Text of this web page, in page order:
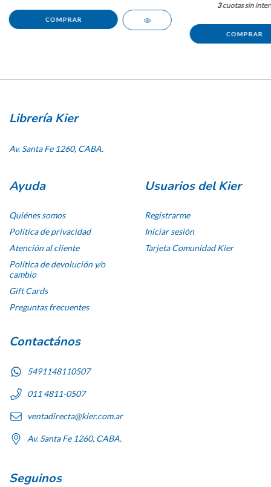
3cuotas sin
Librería Kier
Av. Santa Fe 1260, CABA.
Ayuda
Quiénes somos
Política de privacidad
Atención al cliente
Política de devolución y/o
cambio
Gift Cards
Preguntas frecuentes
Usuarios del Kier
Registrarme
Iniciar sesión
Tarjeta Comunidad Kier
Contactános
5491148110507
011 4811-0507
ventadirecta@kier.com.ar
Av. Santa Fe 1260, CABA.
Seguinos